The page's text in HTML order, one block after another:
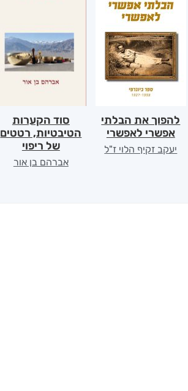
להפוך את הבלתי
אפשרי לאפשרי
יעקב זקיף הלוי ז"ל
סוד הקערות
הטיבטיות, רטטים
של ריפוי
אברהם בן אור